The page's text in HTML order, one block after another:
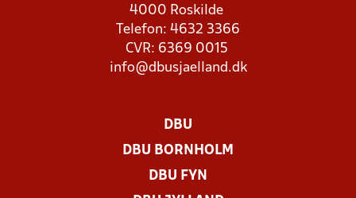
4000 Roskilde
Telefon: 4632 3366
CVR: 6369 0015
info@dbusjaelland.dk
DBU
DBU BORNHOLM
DBU FYN